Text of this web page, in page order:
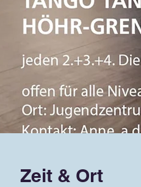
Zeit & Ort